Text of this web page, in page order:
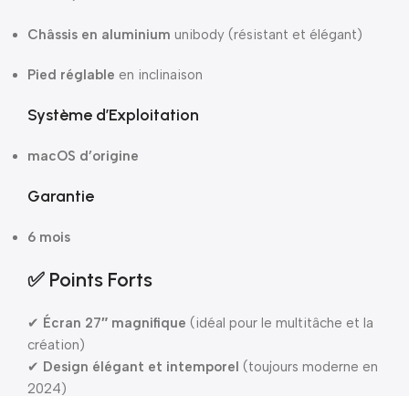
Châssis en aluminium unibody (résistant et élégant)
Pied réglable en inclinaison
Système d’Exploitation
macOS d’origine
Garantie
6 mois
✅ Points Forts
✔ Écran 27″ magnifique (idéal pour le multitâche et la
création)
✔ Design élégant et intemporel (toujours moderne en
2024)